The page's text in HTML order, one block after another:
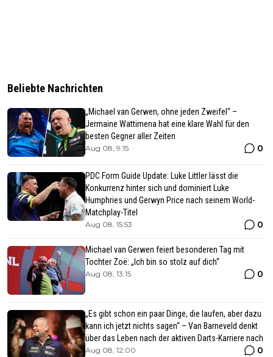
Beliebte Nachrichten
„Michael van Gerwen, ohne jeden Zweifel“ –
Jermaine Wattimena hat eine klare Wahl für den
besten Gegner aller Zeiten
Aug 08, 9:15 0
PDC Form Guide Update: Luke Littler lässt die
Konkurrenz hinter sich und dominiert Luke
Humphries und Gerwyn Price nach seinem World-
Matchplay-Titel
Aug 08, 15:53 0
Michael van Gerwen feiert besonderen Tag mit
Tochter Zoë: „Ich bin so stolz auf dich“
Aug 08, 13:15 0
„Es gibt schon ein paar Dinge, die laufen, aber dazu
kann ich jetzt nichts sagen“ – Van Barneveld denkt
über das Leben nach der aktiven Darts-Karriere nach
Aug 08, 12:00 0